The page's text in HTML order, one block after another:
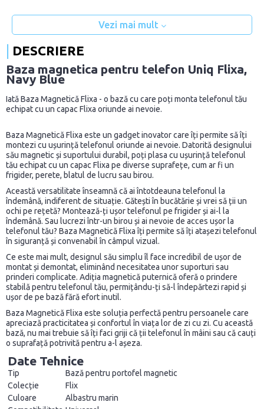
Vezi mai mult
DESCRIERE
Baza magnetica pentru telefon Uniq Flixa,
Navy Blue
Iată Baza Magnetică Flixa - o bază cu care poți monta telefonul tău
echipat cu un capac Flixa oriunde ai nevoie.
Baza Magnetică Flixa este un gadget inovator care îți permite să îți
montezi cu ușurință telefonul oriunde ai nevoie. Datorită designului
său magnetic și suportului durabil, poți plasa cu ușurință telefonul
tău echipat cu un capac Flixa pe diverse suprafețe, cum ar fi un
frigider, perete, blatul de lucru sau birou.
Această versatilitate înseamnă că ai întotdeauna telefonul la
îndemână, indiferent de situație. Gătești în bucătărie și vrei să ții un
ochi pe rețetă? Montează-ți ușor telefonul pe frigider și ai-l la
îndemână. Sau lucrezi într-un birou și ai nevoie de acces ușor la
telefonul tău? Baza Magnetică Flixa îți permite să îți atașezi telefonul
în siguranță și convenabil în câmpul vizual.
Ce este mai mult, designul său simplu îl face incredibil de ușor de
montat și demontat, eliminând necesitatea unor suporturi sau
prinderi complicate. Adiția magnetică puternică oferă o prindere
stabilă pentru telefonul tău, permițându-ți să-l îndepărtezi rapid și
ușor de pe bază fără efort inutil.
Baza Magnetică Flixa este soluția perfectă pentru persoanele care
apreciază practicitatea și confortul în viața lor de zi cu zi. Cu această
bază, nu mai trebuie să îți faci griji că ții telefonul în mâini sau că cauți
o suprafață potrivită pentru a-l așeza.
Date Tehnice
Tip
Bază pentru portofel magnetic
Colecție
Flix
Culoare
Albastru marin